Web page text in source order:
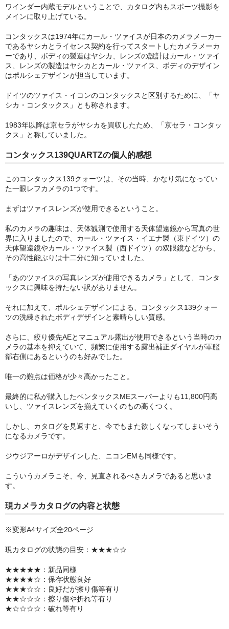
ricoh 銀塩一眼レフカメラ
写真・カメラ・フィルム・現像・実写レビュー
カメラカタログ通販からのお知らせ
このサイトについて
サイトマップ
お問合せ
ワインダー内蔵モデルということで、カタログ内もスポーツ撮影を
メインに取り上げている。
コンタックスは1974年にカール・ツァイスが日本のカメラメーカー
であるヤシカとライセンス契約を行ってスタートしたカメラメーカ
ーであり、ボディの製造はヤシカ、レンズの設計はカール・ツァイ
ス、レンズの製造はヤシカとカール・ツァイス、ボディのデザイン
はポルシェデザインが担当しています。
ドイツのツァイス・イコンのコンタックスと区別するために、「ヤ
シカ・コンタックス」とも称されます。
1983年以降は京セラがヤシカを買収したため、「京セラ・コンタッ
クス」と称していました。
コンタックス139QUARTZの個人的感想
このコンタックス139クォーツは、その当時、かなり気になってい
た一眼レフカメラの1つです。
まずはツァイスレンズが使用できるということ。
私のカメラの趣味は、天体観測で使用する天体望遠鏡から写真の世
界に入りましたので、カール・ツァイス・イエナ製（東ドイツ）の
天体望遠鏡やカール・ツァイス製（西ドイツ）の双眼鏡などから、
その高性能ぶりは十二分に知っていました。
「あのツァイスの写真レンズが使用できるカメラ」として、コンタ
ックスに興味を持たない訳がありません。
それに加えて、ポルシェデザインによる、コンタックス139クォー
ツの洗練されたボディデザインと素晴らしい質感。
さらに、絞り優先AEとマニュアル露出が使用できるという当時のカ
メラの基本を抑えていて、頻繁に使用する露出補正ダイヤルが軍艦
部右側にあるというのも好みでした。
唯一の難点は価格が少々高かったこと。
最終的に私が購入したペンタックスMEスーパーよりも11,800円高
いし、ツァイスレンズを揃えていくのもの高くつく。
しかし、カタログを見返すと、今でもまた欲しくなってしまいそう
になるカメラです。
ジウジアーロがデザインした、ニコンEMも同様です。
こういうカメラこそ、今、見直されるべきカメラであると思いま
す。
現カメラカタログの内容と状態
※変形A4サイズ全20ページ
現カタログの状態の目安：★★★☆☆
★★★★★：新品同様
★★★★☆：保存状態良好
★★★☆☆：良好だが擦り傷等有り
★★☆☆☆：擦り傷や折れ等有り
★☆☆☆☆：破れ等有り